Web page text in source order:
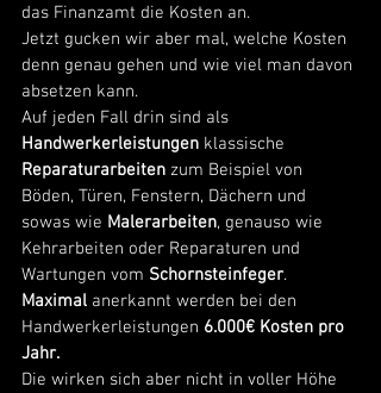
das Finanzamt die Kosten an.
Jetzt gucken wir aber mal, welche Kosten
denn genau gehen und wie viel man davon
absetzen kann.
Auf jeden Fall drin sind als
Handwerkerleistungen klassische
Reparaturarbeiten zum Beispiel von
Böden, Türen, Fenstern, Dächern und
sowas wie Malerarbeiten, genauso wie
Kehrarbeiten oder Reparaturen und
Wartungen vom Schornsteinfeger.
Maximal anerkannt werden bei den
Handwerkerleistungen 6.000€ Kosten pro
Jahr.
Die wirken sich aber nicht in voller Höhe